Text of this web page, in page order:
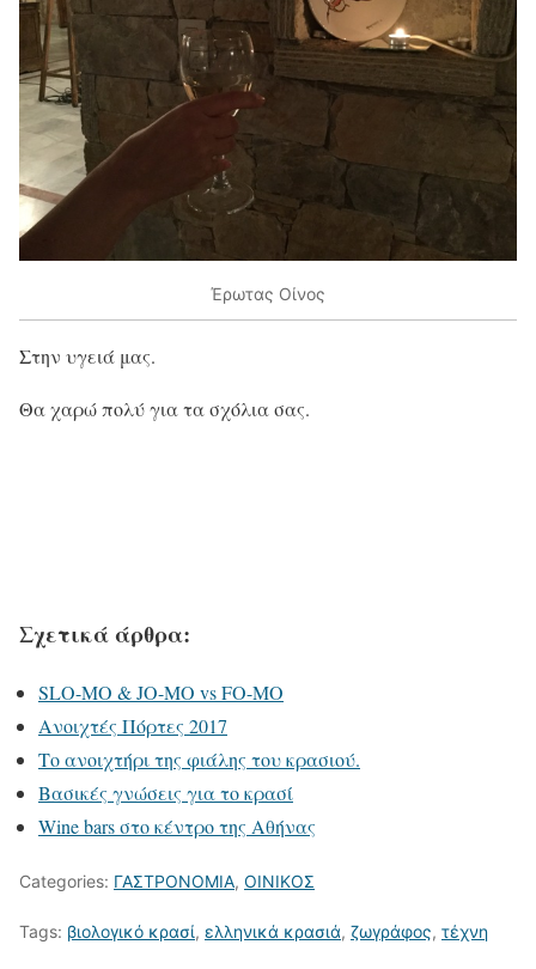
Έρωτας Οίνος
Στην υγειά μας.
Θα χαρώ πολύ για τα σχόλια σας.
Σχετικά άρθρα:
SLO-MO & JO-MO vs FO-MO
Ανοιχτές Πόρτες 2017
Το ανοιχτήρι της φιάλης του κρασιού.
Βασικές γνώσεις για το κρασί
Wine bars στο κέντρο της Αθήνας
Categories: ΓΑΣΤΡΟΝΟΜΙΑ, ΟΙΝΙΚΟΣ
Tags: βιολογικό κρασί, ελληνικά κρασιά, ζωγράφος, τέχνη